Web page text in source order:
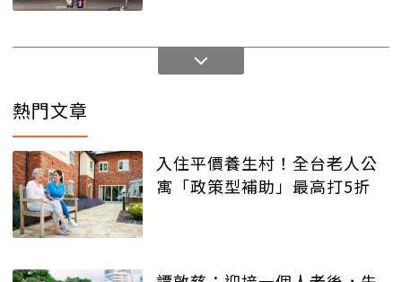
熱門文章
入住平價養生村！全台老人公
寓「政策型補助」最高打5折